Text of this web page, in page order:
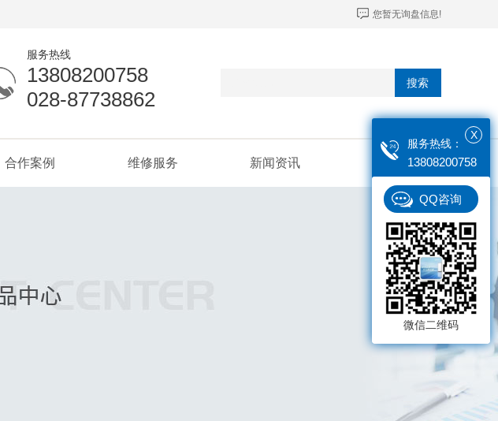
您暂无询盘信息!
服务热线
13808200758
028-87738862
搜索
合作案例 维修服务 新闻资讯 联系我们
X
服务热线：
13808200758
QQ咨询
微信二维码